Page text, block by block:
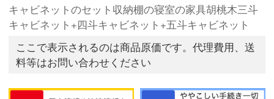
キャビネットのセット収納棚の寝室の家具胡桃木三斗
キャビネット+四斗キャビネット+五斗キャビネット
ここで表示されるのは商品原価です。代理費用、送
料等はお問い合わせください